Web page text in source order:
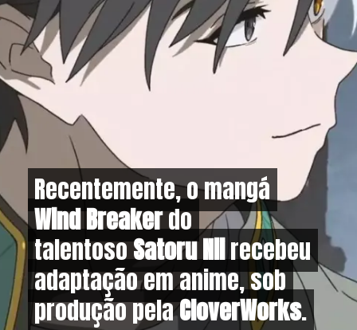
Recentemente, o mangá
Wind Breakerdo
talentosoSatoru Niirecebeu
adaptação em anime, sob
produção pelaCloverWorks.
Recentemente, o mangá
Wind Breakerdo
talentosoSatoru Niirecebeu
adaptação em anime, sob
produção pelaCloverWorks.